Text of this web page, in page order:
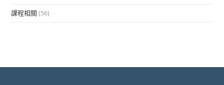
課程相關 (56)